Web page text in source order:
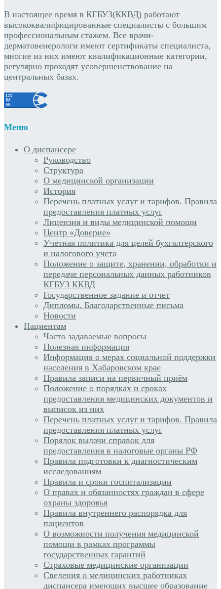
В настоящее время в КГБУЗ(ККВД) работают
высококвалифицированные специалисты с большим
профессиональным стажем. Все врачи-
дерматовенерологи имеют сертификаты специалиста,
многие из них имеют квалификационные категории,
регулярно проходят усовершенствование на
центральных базах.
Меню
О диспансере
Руководство
Структура
О медицинской организации
История
Перечень платных услуг и тарифов. Правила
предоставления платных услуг
Лицензия и виды медицинской помощи
Центр «Доверие»
Учетная политика для целей бухгалтерского
и налогового учета
Положение о защите, хранении, обработки и
передаче персональных данных работников
КГБУЗ ККВД
Государственное задание и отчет
Дипломы. Благодарственные письма
Новости
Пациентам
Часто задаваемые вопросы
Полезная информация
Информация о мерах социальной поддержки
населения в Хабаровском крае
Правила записи на первичный приём
Положение о порядках и сроках
предоставления медицинских документов и
выписок из них
Перечень платных услуг и тарифов. Правила
предоставления платных услуг
Порядок выдачи справок для
предоставления в налоговые органы РФ
Правила подготовки к диагностическим
исследованиям
Правила и сроки госпитализации
О правах и обязанностях граждан в сфере
охраны здоровья
Правила внутреннего распорядка для
пациентов
О возможности получения медицинской
помощи в рамках программы
государственных гарантий
Страховые медицинские организации
Сведения о медицинских работниках
диспансера имеющих высшее образование